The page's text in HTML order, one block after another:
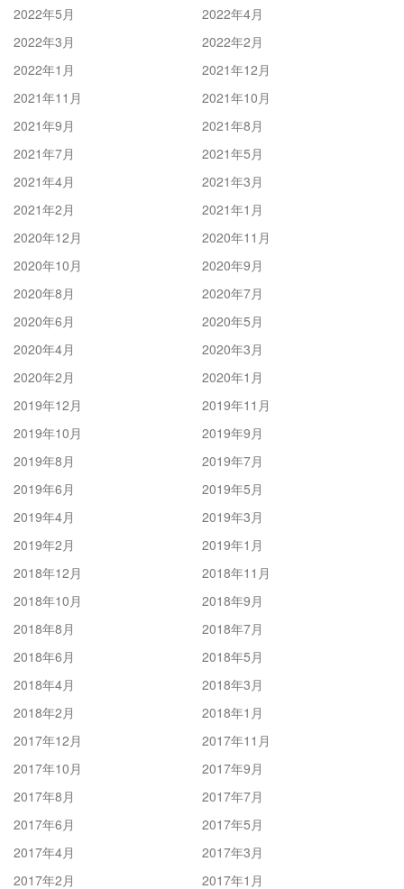
2022年5月
2022年4月
2022年3月
2022年2月
2022年1月
2021年12月
2021年11月
2021年10月
2021年9月
2021年8月
2021年7月
2021年5月
2021年4月
2021年3月
2021年2月
2021年1月
2020年12月
2020年11月
2020年10月
2020年9月
2020年8月
2020年7月
2020年6月
2020年5月
2020年4月
2020年3月
2020年2月
2020年1月
2019年12月
2019年11月
2019年10月
2019年9月
2019年8月
2019年7月
2019年6月
2019年5月
2019年4月
2019年3月
2019年2月
2019年1月
2018年12月
2018年11月
2018年10月
2018年9月
2018年8月
2018年7月
2018年6月
2018年5月
2018年4月
2018年3月
2018年2月
2018年1月
2017年12月
2017年11月
2017年10月
2017年9月
2017年8月
2017年7月
2017年6月
2017年5月
2017年4月
2017年3月
2017年2月
2017年1月